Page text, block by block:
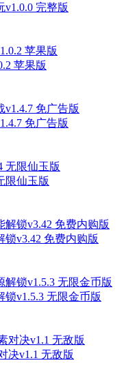
完整版
苹果版
免广告版
限仙玉版
v3.42 免费内购版
v1.5.3 无限金币版
决v1.1 无敌版